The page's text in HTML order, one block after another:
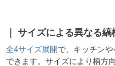
サイズによる異なる縞
全4サイズ展開で、キッチン
できます。サイズにより柄方